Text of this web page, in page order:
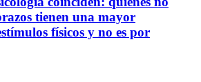
tienen una mayor
físicos y no es por